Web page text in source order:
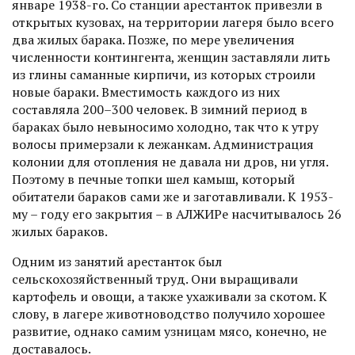
январе 1938-го. Со станции арестанток привезли в
открытых кузовах, на территории лагеря было всего
два жилых барака. Позже, по мере увеличения
численности контингента, женщин заставляли лить
из глины саманные кирпичи, из которых строили
новые бараки. Вместимость каждого из них
составляла 200–300 человек. В зимний период в
бараках было невыносимо холодно, так что к утру
волосы примерзали к лежанкам. Администрация
колонии для отопления не давала ни дров, ни угля.
Поэтому в печные топки шел камыш, который
обитатели бараков сами же и заготавливали. К 1953-
му – году его закрытия – в АЛЖИРе насчитывалось 26
жилых бараков.
Одним из занятий арестанток был
сельскохозяйственный труд. Они выращивали
картофель и овощи, а также ухаживали за скотом. К
слову, в лагере животноводство получило хорошее
развитие, однако самим узницам мясо, конечно, не
доставалось.